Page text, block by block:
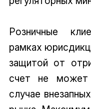
Розничные
рамках
защитой от
счет не может
случае